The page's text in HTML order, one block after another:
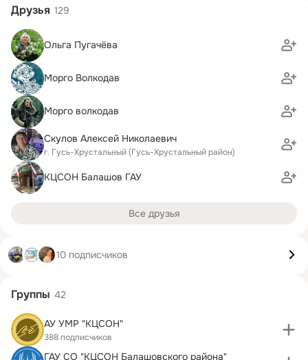
Друзья 129
Ольга Пугачёва
Морго Волкодав
Морго волкодав
Скулов Алексей Николаевич
г. Гусь-Хрустальный (Гусь-Хрустальный район)
КЦСОН Балашов ГАУ
Все друзья
10 подписчиков
Группы 42
АУ УМР "КЦСОН"
388 подписчиков
ГАУ СО "КЦСОН Балашовского района"